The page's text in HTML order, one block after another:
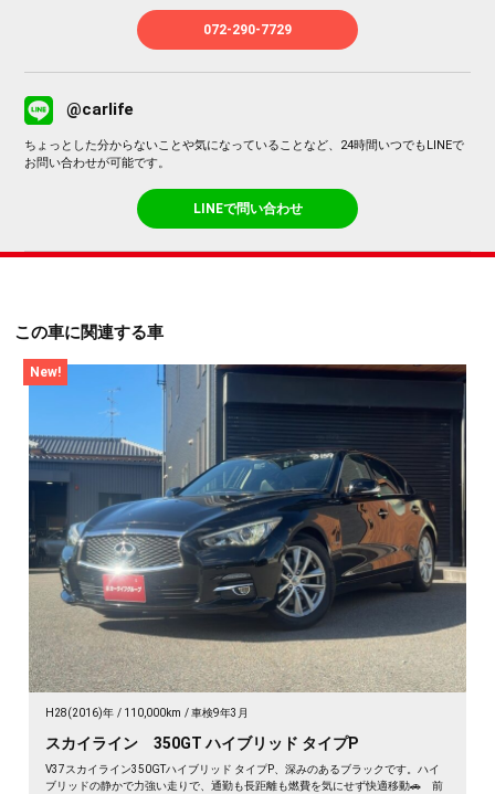
072-290-7729
@carlife
ちょっとした分からないことや気になっていることなど、24時間いつでもLINEで
お問い合わせが可能です。
LINEで問い合わせ
この車に関連する車
New!
H28(2016)年 110,000km 車検9年3月
スカイライン 350GT ハイブリッド タイプP
V37スカイライン350GTハイブリッド タイプP、深みのあるブラックです。ハイ
ブリッドの静かで力強い走りで、通勤も長距離も燃費を気にせず快適移動🚗 前